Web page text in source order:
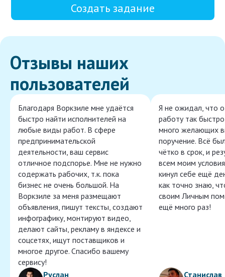
Создать задание
Отзывы наших
пользователей
Благодаря Воркзиле мне удаётся
быстро найти исполнителей на
любые виды работ. В сфере
предпринимательской
деятельности, ваш сервис
отличное подспорье. Мне не нужно
содержать рабочих, т.к. пока
бизнес не очень большой. На
Воркзиле за меня размещают
объявления, пишут тексты, создают
инфографику, монтируют видео,
делают сайты, рекламу в яндексе и
соцсетях, ищут поставщиков и
многое другое. Спасибо вашему
сервису!
Руслан
Я не ожидал, что
работу так
много желающих
поручение. Всё
чётко в срок, и
всем моим
кинул себе ещё
как точно знаю,
своим Личным
ещё много раз!
Станислав